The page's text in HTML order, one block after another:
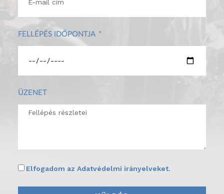
FELLÉPÉS IDŐPONTJA
ÜZENET
Elfogadom az Adatvédelmi irányelveket.